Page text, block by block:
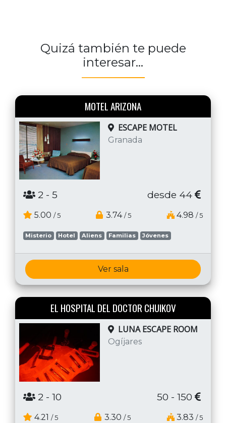
Quizá también te puede
interesar...
MOTEL ARIZONA
ESCAPE MOTEL
Granada
2 - 5 desde 44
5.00 / 5 3.74 / 5 4.98 / 5
Misterio Hotel Aliens Familias Jóvenes
Ver sala
EL HOSPITAL DEL DOCTOR CHUIKOV
LUNA ESCAPE ROOM
Ogíjares
2 - 10 50 - 150
4.21 / 5 3.30 / 5 3.83 / 5